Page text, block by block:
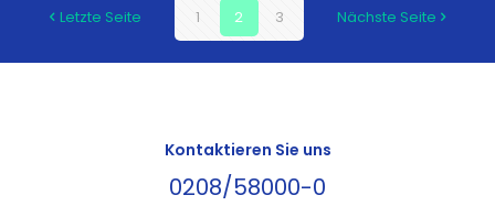
Letzte Seite 1 2 3 Nächste Seite
Kontaktieren Sie uns
0208/58000-0